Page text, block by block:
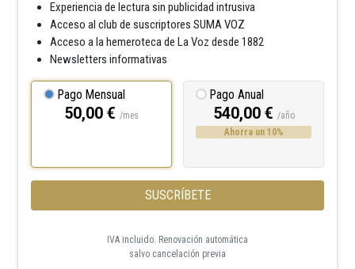
Experiencia de lectura sin publicidad intrusiva
Acceso al club de suscriptores SUMA VOZ
Acceso a la hemeroteca de La Voz desde 1882
Newsletters informativas
Pago Mensual
50,00 € /mes
Pago Anual
540,00 € /año
Ahorra un 10%
SUSCRÍBETE
IVA incluido. Renovación automática
salvo cancelación previa